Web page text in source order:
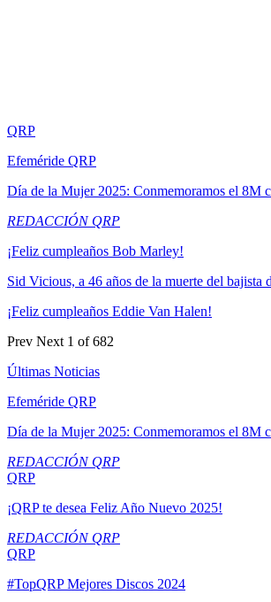
QRP
Efeméride QRP
Día de la Mujer 2025: Conmemoramos el 8M
REDACCIÓN QRP
¡Feliz cumpleaños Bob Marley!
Sid Vicious, a 46 años de la muerte del bajista
¡Feliz cumpleaños Eddie Van Halen!
Prev Next 1 of 682
Últimas Noticias
Efeméride QRP
Día de la Mujer 2025: Conmemoramos el 8M
REDACCIÓN QRP
QRP
¡QRP te desea Feliz Año Nuevo 2025!
REDACCIÓN QRP
QRP
#TopQRP Mejores Discos 2024